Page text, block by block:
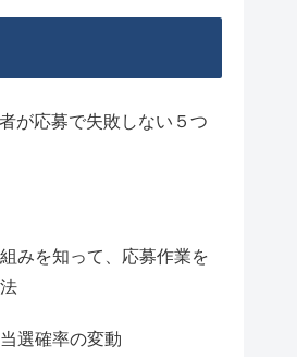
が応募で失敗しない５つ
みを知って、応募作業を
選確率の変動